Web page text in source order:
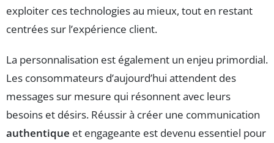
exploiter ces technologies au mieux, tout en restant
centrées sur l’expérience client.
La personnalisation est également un enjeu primordial.
Les consommateurs d’aujourd’hui attendent des
messages sur mesure qui résonnent avec leurs
besoins et désirs. Réussir à créer une communication
authentique et engageante est devenu essentiel pour